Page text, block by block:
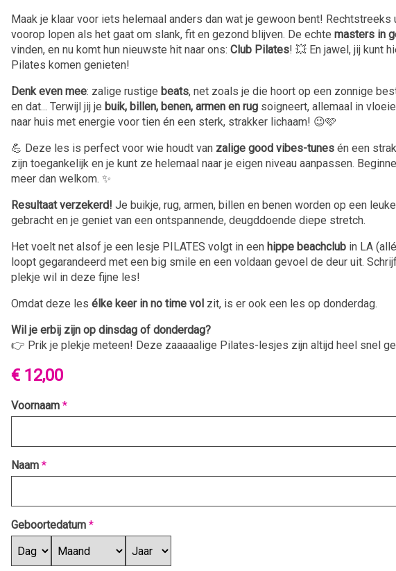
Maak je klaar voor iets helemaal anders dan wat je gewoon bent! Rechtstreeks
voorop lopen als het gaat om slank, fit en gezond blijven. De echte masters in
vinden, en nu komt hun nieuwste hit naar ons: Club Pilates! 💥 En jawel, jij kunt
Pilates komen genieten!
Denk even mee: zalige rustige beats, net zoals je die hoort op een zonnige
en dat... Terwijl jij je buik, billen, benen, armen en rug soigneert, allemaal in
naar huis met energie voor tien én een sterk, strakker lichaam! 😉🩷
💪 Deze les is perfect voor wie houdt van zalige good vibes-tunes én een
zijn toegankelijk en je kunt ze helemaal naar je eigen niveau aanpassen.
meer dan welkom. ✨
Resultaat verzekerd! Je buikje, rug, armen, billen en benen worden op een
gebracht en je geniet van een ontspannende, deugddoende diepe stretch.
Het voelt net alsof je een lesje PILATES volgt in een hippe beachclub in LA
loopt gegarandeerd met een big smile en een voldaan gevoel de deur uit.
plekje wil in deze fijne les!
Omdat deze les élke keer in no time vol zit, is er ook een les op donderdag.
Wil je erbij zijn op dinsdag of donderdag?
👉 Prik je plekje meteen! Deze zaaaaalige Pilates-lesjes zijn altijd heel snel
€ 12,00
Voornaam *
Naam *
Geboortedatum *